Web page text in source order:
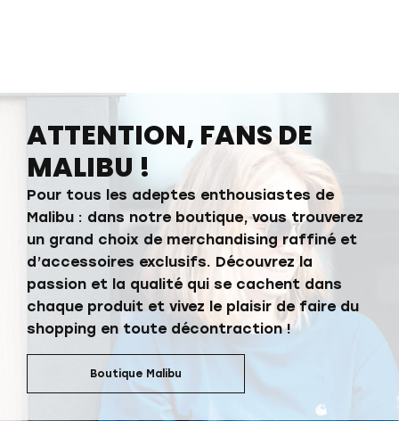
ATTENTION, FANS DE
MALIBU !
Pour tous les adeptes enthousiastes de
Malibu : dans notre boutique, vous trouverez
un grand choix de merchandising raffiné et
d’accessoires exclusifs. Découvrez la
passion et la qualité qui se cachent dans
chaque produit et vivez le plaisir de faire du
shopping en toute décontraction !
Boutique Malibu